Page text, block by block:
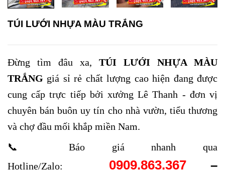
TÚI LƯỚI NHỰA MÀU TRẮNG
Đừng tìm đâu xa, TÚI LƯỚI NHỰA MÀU
TRẮNG giá sỉ rẻ chất lượng cao hiện đang được
cung cấp trực tiếp bởi xưởng Lê Thanh - đơn vị
chuyên bán buôn uy tín cho nhà vườn, tiểu thương
và chợ đầu mối khắp miền Nam.
📞 Báo giá nhanh qua
Hotline/Zalo:
0909.863.367 –